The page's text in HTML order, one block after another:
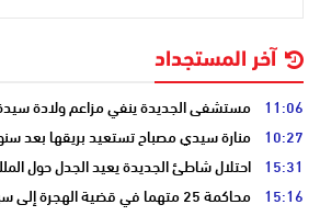
آخر المستجداد
11:06 مستشفى الجديدة ينفي مزاعم ولادة سيدة
10:27 منارة سيدي مصباح تستعيد بريقها بعد
15:31 احتلال شاطئ الجديدة يعيد الجدل حول
15:16 محاكمة 25 متهما في قضية الهجرة إلى سبتة